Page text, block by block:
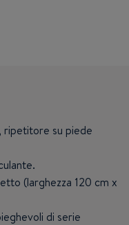
ripetitore su piede
(larghezza 120 cm x
di serie
poppa simmetriche
l'equilibrio in
delle sedute
1,95m).